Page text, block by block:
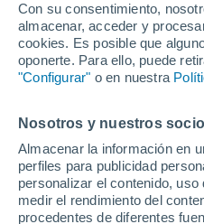
Con su consentimiento,
almacenar, acceder y
cookies. Es posible que
oponerte. Para ello, puede
"Configurar" o en nuestra
Nosotros y nuestros
Almacenar la información en
perfiles para publicidad
personalizar el contenido,
medir el rendimiento del
procedentes de diferentes
GFS Europa